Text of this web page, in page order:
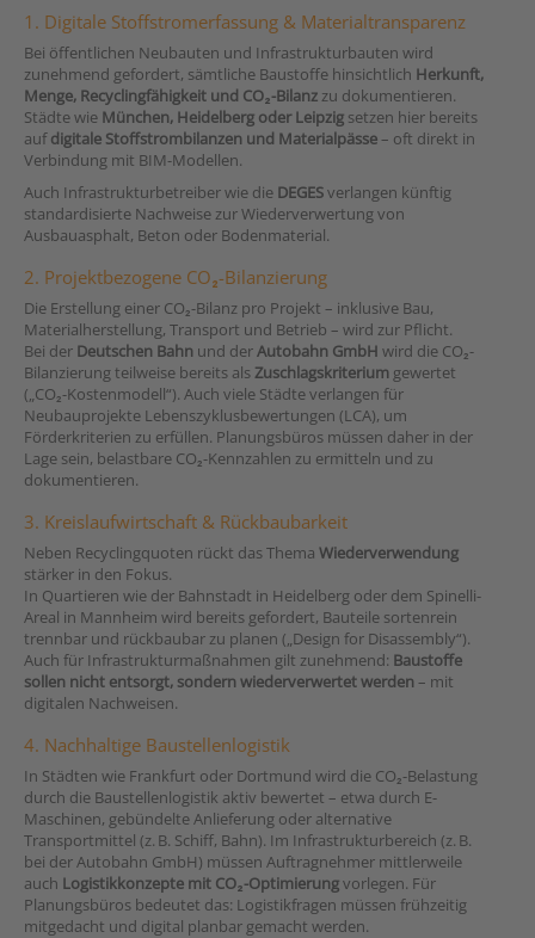
1. Digitale Stoffstromerfassung & Materialtransparenz
Bei öffentlichen Neubauten und Infrastrukturbauten wird
zunehmend gefordert, sämtliche Baustoffe hinsichtlich Herkunft,
Menge, Recyclingfähigkeit und CO₂-Bilanzzu dokumentieren.
Städte wie München, Heidelberg oder Leipzig setzen hier bereits
aufdigitale Stoffstrombilanzen und Materialpässe– oft direkt in
Verbindung mit BIM-Modellen.
Auch Infrastrukturbetreiber wie die DEGESverlangen künftig
standardisierte Nachweise zur Wiederverwertung von
Ausbauasphalt, Beton oder Bodenmaterial.
2. Projektbezogene CO₂-Bilanzierung
Die Erstellung einer CO₂-Bilanz pro Projekt – inklusive Bau,
Materialherstellung, Transport und Betrieb – wird zur Pflicht.
Bei der Deutschen Bahn und derAutobahn GmbH wird die CO₂-
Bilanzierung teilweise bereits alsZuschlagskriterium gewertet
(„CO₂-Kostenmodell“). Auch viele Städte verlangen für
Neubauprojekte Lebenszyklusbewertungen (LCA), um
Förderkriterien zu erfüllen. Planungsbüros müssen daher in der
Lage sein, belastbare CO₂-Kennzahlen zu ermitteln und zu
dokumentieren.
3. Kreislaufwirtschaft & Rückbaubarkeit
Neben Recyclingquoten rückt das Thema Wiederverwendung
stärker in den Fokus.
In Quartieren wie der Bahnstadt in Heidelberg oder dem Spinelli-
Areal in Mannheim wird bereits gefordert, Bauteile sortenrein
trennbar und rückbaubar zu planen („Design for Disassembly“).
Auch für Infrastrukturmaßnahmen gilt zunehmend: Baustoffe
sollen nicht entsorgt, sondern wiederverwertet werden – mit
digitalen Nachweisen.
4. Nachhaltige Baustellenlogistik
In Städten wie Frankfurt oder Dortmund wird die CO₂-Belastung
durch die Baustellenlogistik aktiv bewertet – etwa durch E-
Maschinen, gebündelte Anlieferung oder alternative
Transportmittel (z. B. Schiff, Bahn). Im Infrastrukturbereich (z. B.
bei der Autobahn GmbH) müssen Auftragnehmer mittlerweile
auch Logistikkonzepte mit CO₂-Optimierungvorlegen. Für
Planungsbüros bedeutet das: Logistikfragen müssen frühzeitig
mitgedacht und digital planbar gemacht werden.